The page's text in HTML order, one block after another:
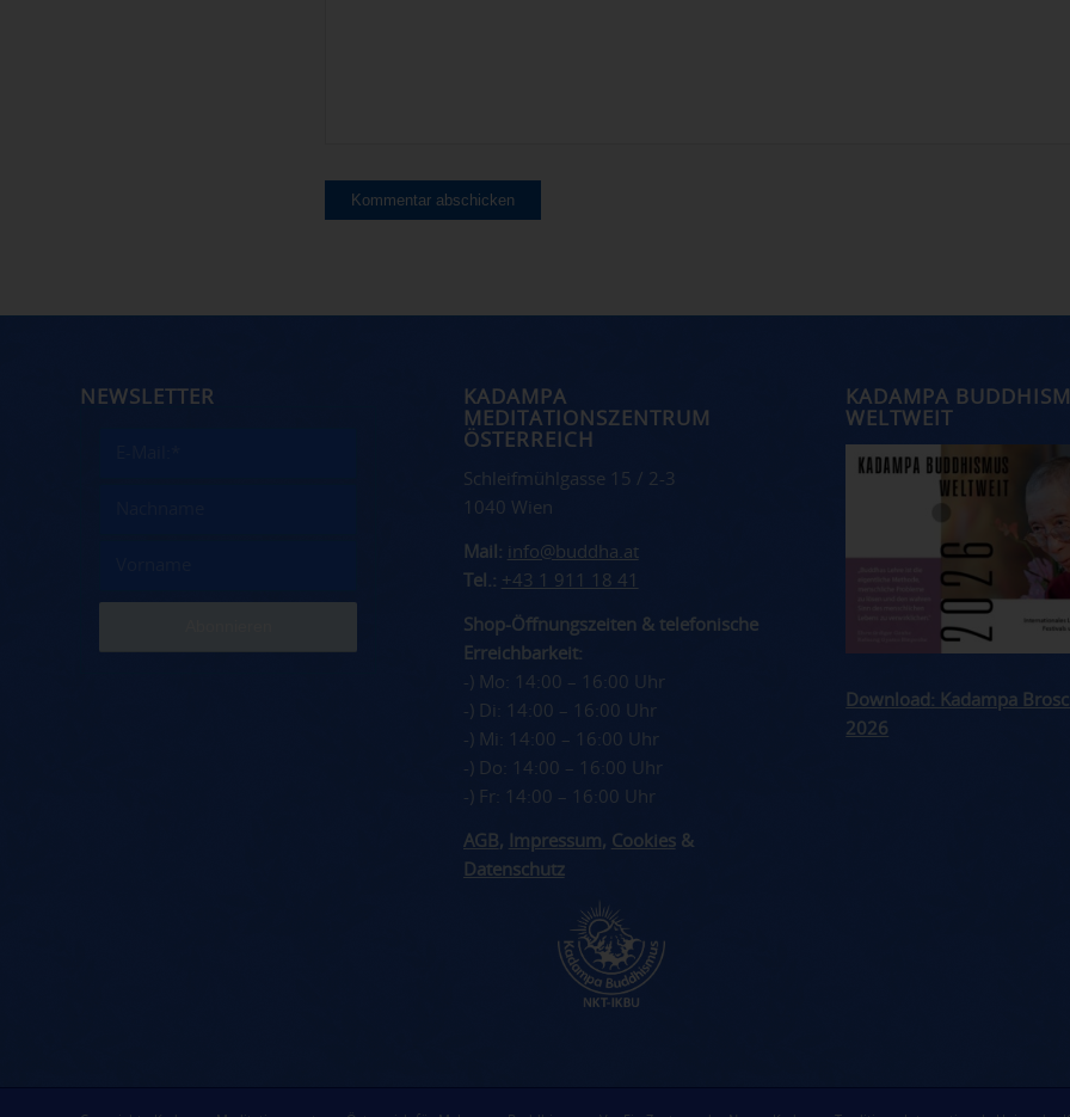
NEWSLETTER
KADAMPA
MEDITATIONSZENTRUM
ÖSTERREICH
Schleifmühlgasse 15 / 2-3
1040 Wien
Mail: info@buddha.at
Tel.: +43 1 911 18 41
Shop-Öffnungszeiten & telefonische
Erreichbarkeit:
-) Mo: 14:00 – 16:00 Uhr
-) Di: 14:00 – 16:00 Uhr
-) Mi: 14:00 – 16:00 Uhr
-) Do: 14:00 – 16:00 Uhr
-) Fr: 14:00 – 16:00 Uhr
AGB , Impressum, Cookies&
Datenschutz
KADAMPA
WELTWEIT
Download: Kadampa
2026